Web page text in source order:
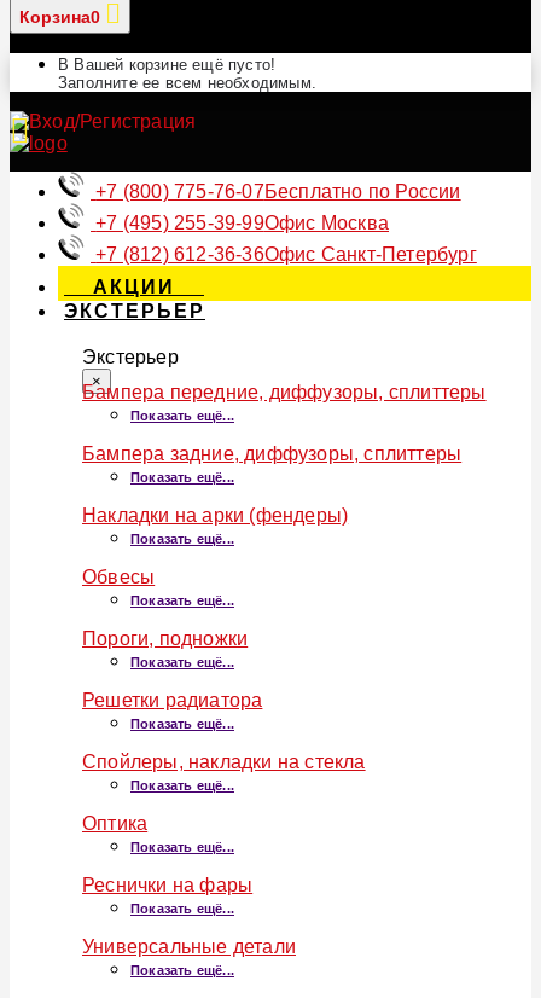
Корзина0
В Вашей корзине ещё пусто!
Заполните ее всем необходимым.
+7 (800) 775-76-07Бесплатно по России
+7 (495) 255-39-99Офис Москва
+7 (812) 612-36-36Офис Санкт-Петербург
АКЦИИ
ЭКСТЕРЬЕР
Экстерьер
×
Бампера передние, диффузоры, сплиттеры
Показать ещё...
Бампера задние, диффузоры, сплиттеры
Показать ещё...
Накладки на арки (фендеры)
Показать ещё...
Обвесы
Показать ещё...
Пороги, подножки
Показать ещё...
Решетки радиатора
Показать ещё...
Спойлеры, накладки на стекла
Показать ещё...
Оптика
Показать ещё...
Реснички на фары
Показать ещё...
Универсальные детали
Показать ещё...